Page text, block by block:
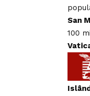
San
100